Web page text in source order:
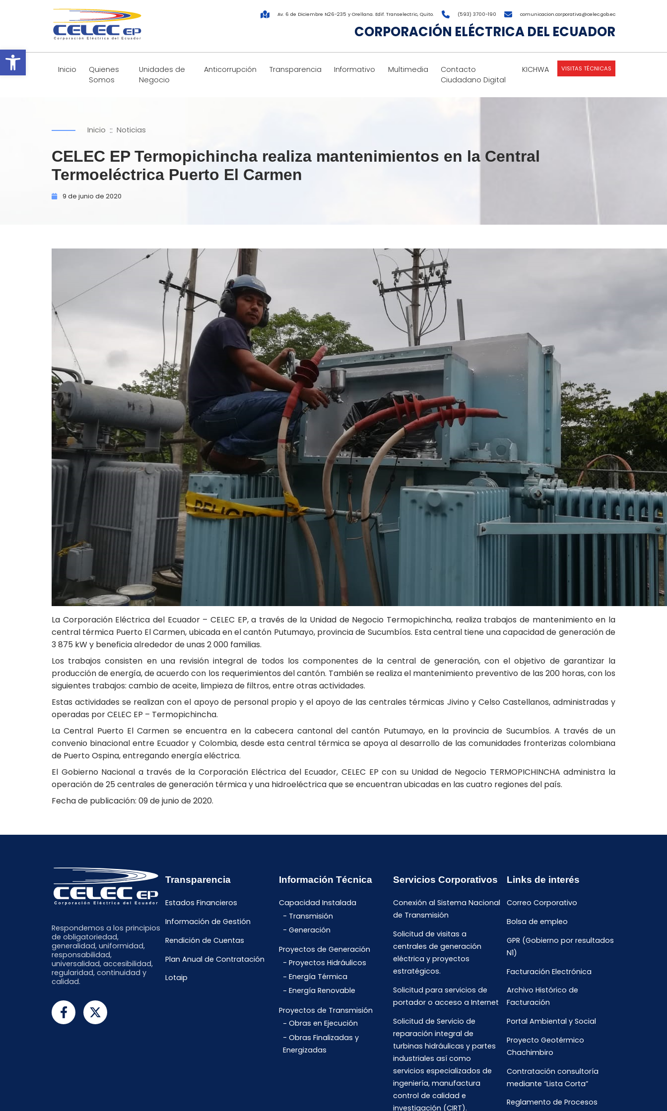
Abrir barra de herramientas
Av. 6 de Diciembre N26-235 y Orellana. Edif. Transelectric, Quito. (593) 3700-190 comunicacion.corporativa@celec.gob.ec
CORPORACIÓN ELÉCTRICA DEL ECUADOR
Inicio
Quienes
Somos
Unidades de
Negocio
Anticorrupción Transparencia Informativo Multimedia
Contacto
Ciudadano Digital
KICHWA VISITAS TÉCNICAS
Inicio :: Noticias
CELEC EP Termopichincha realiza mantenimientos en la Central
Termoeléctrica Puerto El Carmen
9 de junio de 2020
La Corporación Eléctrica del Ecuador – CELEC EP, a través de la Unidad de Negocio Termopichincha, realiza trabajos de mantenimiento en la
central térmica Puerto El Carmen, ubicada en el cantón Putumayo, provincia de Sucumbíos. Esta central tiene una capacidad de generación de
3 875 kW y beneficia alrededor de unas 2 000 familias.
Los trabajos consisten en una revisión integral de todos los componentes de la central de generación, con el objetivo de garantizar la
producción de energía, de acuerdo con los requerimientos del cantón. También se realiza el mantenimiento preventivo de las 200 horas, con los
siguientes trabajos: cambio de aceite, limpieza de filtros, entre otras actividades.
Estas actividades se realizan con el apoyo de personal propio y el apoyo de las centrales térmicas Jivino y Celso Castellanos, administradas y
operadas por CELEC EP – Termopichincha.
La Central Puerto El Carmen se encuentra en la cabecera cantonal del cantón Putumayo, en la provincia de Sucumbíos. A través de un
convenio binacional entre Ecuador y Colombia, desde esta central térmica se apoya al desarrollo de las comunidades fronterizas colombiana
de Puerto Ospina, entregando energía eléctrica.
El Gobierno Nacional a través de la Corporación Eléctrica del Ecuador, CELEC EP con su Unidad de Negocio TERMOPICHINCHA administra la
operación de 25 centrales de generación térmica y una hidroeléctrica que se encuentran ubicadas en las cuatro regiones del país.
Fecha de publicación: 09 de junio de 2020.
Respondemos a los principios
de obligatoriedad,
generalidad, uniformidad,
responsabilidad,
universalidad, accesibilidad,
regularidad, continuidad y
calidad.
Transparencia
Estados Financieros
Información de Gestión
Rendición de Cuentas
Plan Anual de Contratación
Lotaip
Información Técnica
Capacidad Instalada
Transmisión
Generación
Proyectos de Generación
Proyectos Hidráulicos
Energía Térmica
Energía Renovable
Proyectos de Transmisión
Obras en Ejecución
Obras Finalizadas y
Energizadas
Servicios Corporativos
Conexión al Sistema Nacional
de Transmisión
Solicitud de visitas a
centrales de generación
eléctrica y proyectos
estratégicos.
Solicitud para servicios de
portador o acceso a Internet
Solicitud de Servicio de
reparación integral de
turbinas hidráulicas y partes
industriales así como
servicios especializados de
ingeniería, manufactura
control de calidad e
investigación (CIRT).
Links de interés
Correo Corporativo
Bolsa de empleo
GPR (Gobierno por resultados
N1)
Facturación Electrónica
Archivo Histórico de
Facturación
Portal Ambiental y Social
Proyecto Geotérmico
Chachimbiro
Contratación consultoría
mediante “Lista Corta”
Reglamento de Procesos